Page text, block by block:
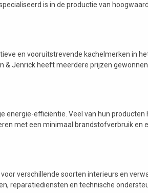
is in de productie van
en vooruitstrevende kachelmerken in
Jenrick heeft meerdere prijzen
energie-efficiëntie. Veel van hun producten
met een minimaal brandstofverbruik en
verschillende soorten interieurs en
reparatiediensten en technische